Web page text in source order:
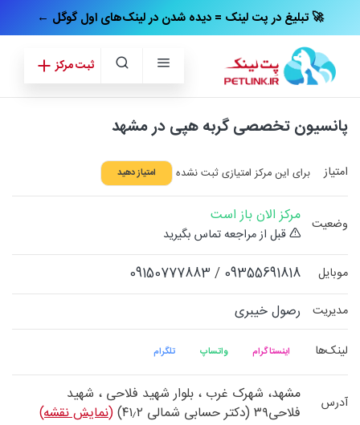
← تبلیغ در پت‌ لینک = دیده شدن در لینک‌های اول گوگل 🚀
ثبت مرکز
پانسیون تخصصی گربه ه‍پی در مشهد
امتیاز برای این مرکز امتیازی ثبت نشده امتیاز دهید
وضعیت مرکز الان باز است
قبل از مراجعه تماس بگیرید
موبایل
09355691818
/
09150777883
مدیریت رصول خیبری
لینک‌ها تلگرام واتساپ اینستاگرام
آدرس
مشهد، شهرک غرب ، بلوار شهید فلاحی ، شهید
فلاحی۳۹ (دکتر حسابی شمالی ۴۱٫۲)
(نمایش نقشه)